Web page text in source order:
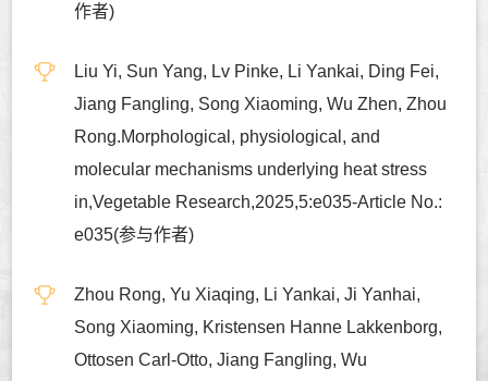
作者)
Liu Yi, Sun Yang, Lv Pinke, Li Yankai, Ding Fei,
Jiang Fangling, Song Xiaoming, Wu Zhen, Zhou
Rong.Morphological, physiological, and
molecular mechanisms underlying heat stress
in,Vegetable Research,2025,5:e035-Article No.:
e035(参与作者)
Zhou Rong, Yu Xiaqing, Li Yankai, Ji Yanhai,
Song Xiaoming, Kristensen Hanne Lakkenborg,
Ottosen Carl-Otto, Jiang Fangling, Wu